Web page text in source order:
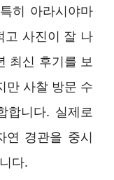
히 아라시야마
고 사진이 잘 나
최신 후기를 보
만 사찰 방문 수
합니다. 실제로
연 경관을 중시
다.